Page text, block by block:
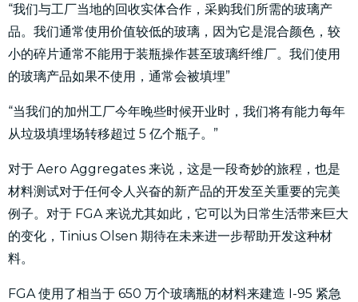
“我们与工厂当地的回收实体合作，采购我们所需的玻璃产
品。我们通常使用价值较低的玻璃，因为它是混合颜色，较
小的碎片通常不能用于装瓶操作甚至玻璃纤维厂。我们使用
的玻璃产品如果不使用，通常会被填埋”
“当我们的加州工厂今年晚些时候开业时，我们将有能力每年
从垃圾填埋场转移超过 5 亿个瓶子。”
对于 Aero Aggregates 来说，这是一段奇妙的旅程，也是
材料测试对于任何令人兴奋的新产品的开发至关重要的完美
例子。对于 FGA 来说尤其如此，它可以为日常生活带来巨大
的变化，Tinius Olsen 期待在未来进一步帮助开发这种材
料。
FGA 使用了相当于 650 万个玻璃瓶的材料来建造 I-95 紧急